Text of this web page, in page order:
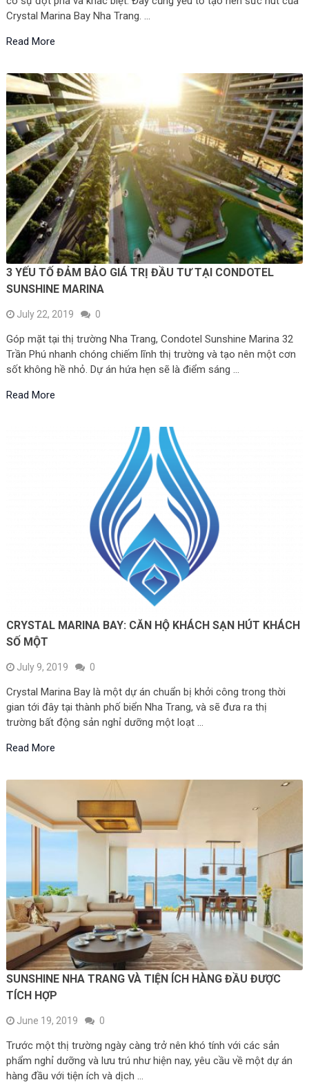
Crystal Marina Bay Nha Trang. …
Read More
3 YẾU TỐ ĐẢM BẢO GIÁ TRỊ ĐẦU TƯ TẠI CONDOTEL
SUNSHINE MARINA
July 22, 2019 0
Góp mặt tại thị trường Nha Trang, Condotel Sunshine Marina 32
Trần Phú nhanh chóng chiếm lĩnh thị trường và tạo nên một cơn
sốt không hề nhỏ. Dự án hứa hẹn sẽ là điểm sáng …
Read More
CRYSTAL MARINA BAY: CĂN HỘ KHÁCH SẠN HÚT KHÁCH
SỐ MỘT
July 9, 2019 0
Crystal Marina Bay là một dự án chuẩn bị khởi công trong thời
gian tới đây tại thành phố biển Nha Trang, và sẽ đưa ra thị
trường bất động sản nghỉ dưỡng một loạt …
Read More
SUNSHINE NHA TRANG VÀ TIỆN ÍCH HÀNG ĐẦU ĐƯỢC
TÍCH HỢP
June 19, 2019 0
Trước một thị trường ngày càng trở nên khó tính với các sản
phẩm nghỉ dưỡng và lưu trú như hiện nay, yêu cầu về một dự án
hàng đầu với tiện ích và dịch …